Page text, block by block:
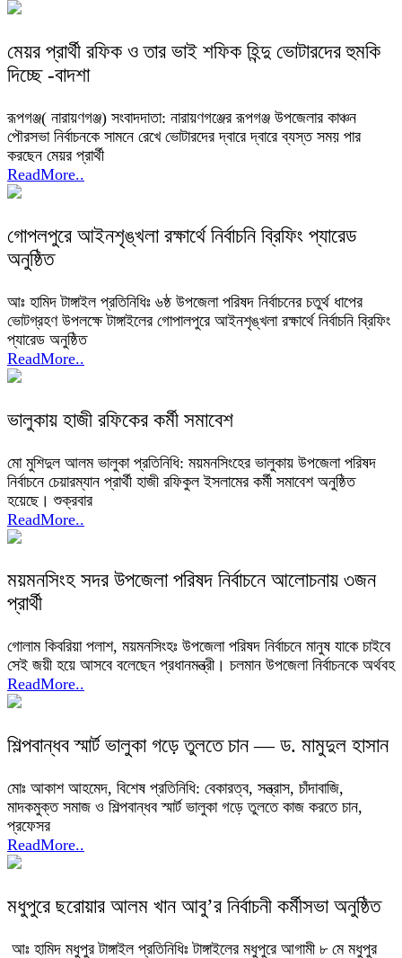
মেয়র প্রার্থী রফিক ও তার ভাই শফিক হিন্দু ভোটারদের হুমকি
দিচ্ছে -বাদশা
রূপগঞ্জ( নারায়ণগঞ্জ) সংবাদদাতা: নারায়ণগঞ্জের রূপগঞ্জ উপজেলার কাঞ্চন
পৌরসভা নির্বাচনকে সামনে রেখে ভোটারদের দ্বারে দ্বারে ব্যস্ত সময় পার
করছেন মেয়র প্রার্থী
ReadMore..
গোপলপুরে আইনশৃঙ্খলা রক্ষার্থে নির্বাচনি ব্রিফিং প্যারেড
অনুষ্ঠিত
আঃ হামিদ টাঙ্গাইল প্রতিনিধিঃ ৬ষ্ঠ উপজেলা পরিষদ নির্বাচনের চতুর্থ ধাপের
ভোটগ্রহণ উপলক্ষে টাঙ্গাইলের গোপালপুরে আইনশৃঙ্খলা রক্ষার্থে নির্বাচনি ব্রিফিং
প্যারেড অনুষ্ঠিত
ReadMore..
ভালুকায় হাজী রফিকের কর্মী সমাবেশ
মো মুশিদুল আলম ভালুকা প্রতিনিধি: ময়মনসিংহের ভালুকায় উপজেলা পরিষদ
নির্বাচনে চেয়ারম্যান প্রার্থী হাজী রফিকুল ইসলামের কর্মী সমাবেশ অনুষ্ঠিত
হয়েছে। শুক্রবার
ReadMore..
ময়মনসিংহ সদর উপজেলা পরিষদ নির্বাচনে আলোচনায় ৩জন
প্রার্থী
গোলাম কিবরিয়া পলাশ, ময়মনসিংহঃ উপজেলা পরিষদ নির্বাচনে মানুষ যাকে চাইবে
সেই জয়ী হয়ে আসবে বলেছেন প্রধানমন্ত্রী। চলমান উপজেলা নির্বাচনকে অর্থবহ
ReadMore..
শিল্পবান্ধব স্মার্ট ভালুকা গড়ে তুলতে চান — ড. মামুদুল হাসান
মোঃ আকাশ আহমেদ, বিশেষ প্রতিনিধি: বেকারত্ব, সন্ত্রাস, চাঁদাবাজি,
মাদকমুক্ত সমাজ ও শিল্পবান্ধব স্মার্ট ভালুকা গড়ে তুলতে কাজ করতে চান,
প্রফেসর
ReadMore..
মধুপুরে ছরোয়ার আলম খান আবু’র নির্বাচনী কর্মীসভা অনুষ্ঠিত
আঃ হামিদ মধুপুর টাঙ্গাইল প্রতিনিধিঃ টাঙ্গাইলের মধুপুরে আগামী ৮ মে মধুপুর